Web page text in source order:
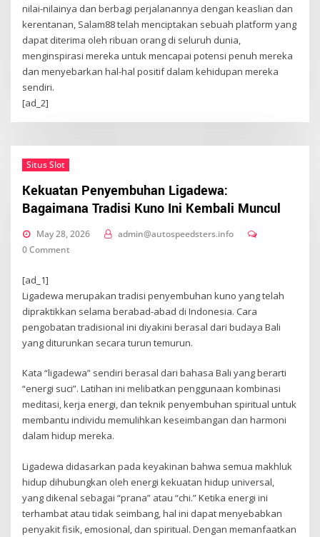
nilai-nilainya dan berbagi perjalanannya dengan keaslian dan
kerentanan, Salam88 telah menciptakan sebuah platform yang
dapat diterima oleh ribuan orang di seluruh dunia,
menginspirasi mereka untuk mencapai potensi penuh mereka
dan menyebarkan hal-hal positif dalam kehidupan mereka
sendiri.
[ad_2]
Situs Slot
Kekuatan Penyembuhan Ligadewa:
Bagaimana Tradisi Kuno Ini Kembali Muncul
May 28, 2026
admin@autospeedsters.info
0 Comment
[ad_1]
Ligadewa merupakan tradisi penyembuhan kuno yang telah
dipraktikkan selama berabad-abad di Indonesia. Cara
pengobatan tradisional ini diyakini berasal dari budaya Bali
yang diturunkan secara turun temurun.
Kata “ligadewa” sendiri berasal dari bahasa Bali yang berarti
“energi suci”. Latihan ini melibatkan penggunaan kombinasi
meditasi, kerja energi, dan teknik penyembuhan spiritual untuk
membantu individu memulihkan keseimbangan dan harmoni
dalam hidup mereka.
Ligadewa didasarkan pada keyakinan bahwa semua makhluk
hidup dihubungkan oleh energi kekuatan hidup universal,
yang dikenal sebagai “prana” atau “chi.” Ketika energi ini
terhambat atau tidak seimbang, hal ini dapat menyebabkan
penyakit fisik, emosional, dan spiritual. Dengan memanfaatkan